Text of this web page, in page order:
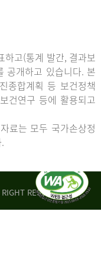
하고(통계 발간, 결과보
공개하고 있습니다. 본
종합계획 등 보건정책
건연구 등에 활용되고
료는 모두 국가손상정
RESERVED